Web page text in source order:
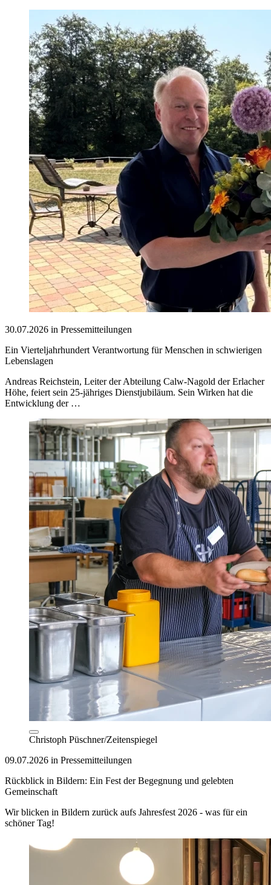
30.07.2026 in Pressemitteilungen
Ein Vierteljahrhundert Verantwortung für Menschen in schwierigen
Lebenslagen
Andreas Reichstein, Leiter der Abteilung Calw-Nagold der Erlacher
Höhe, feiert sein 25-jähriges Dienstjubiläum. Sein Wirken hat die
Entwicklung der …
Christoph Püschner/Zeitenspiegel
09.07.2026 in Pressemitteilungen
Rückblick in Bildern: Ein Fest der Begegnung und gelebten
Gemeinschaft
Wir blicken in Bildern zurück aufs Jahresfest 2026 - was für ein
schöner Tag!